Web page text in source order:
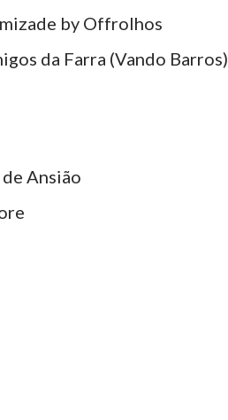
by Offrolhos
da Farra (Vando Barros)
Ansião